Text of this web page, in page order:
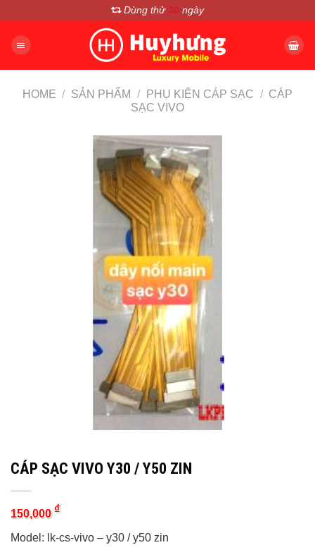
nội
Dùng thử 30 ngày
HOME / SẢN PHẨM / PHỤ KIỆN CÁP SẠC / CÁP
SẠC VIVO
CÁP SẠC VIVO Y30 / Y50 ZIN
150,000 ₫
Model: lk-cs-vivo – y30 / y50 zin